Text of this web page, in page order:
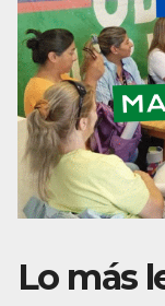
Lo más